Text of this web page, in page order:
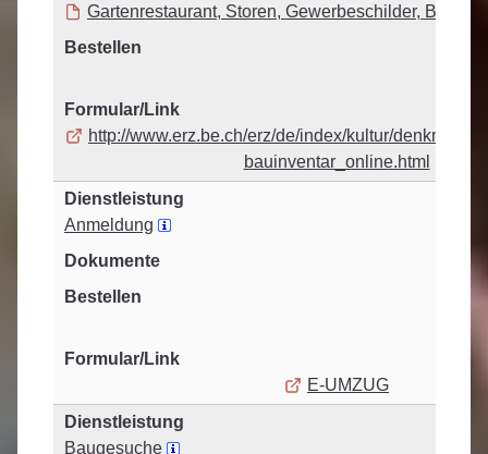
Gartenrestaurant, Storen, Gewerbeschilder,
http://www.erz.be.ch/erz/de/index/kultur/
bauinventar_online.html
Anmeldung
E-UMZUG
Baugesuche